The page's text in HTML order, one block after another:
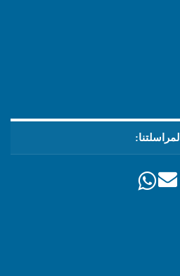
لمراسلتنا: